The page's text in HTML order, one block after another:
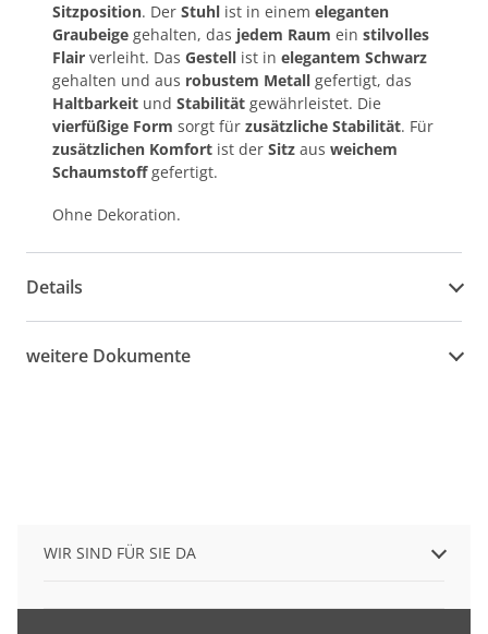
Sitzposition. Der Stuhl ist in einem eleganten
Graubeige gehalten, das jedem Raum ein stilvolles
Flair verleiht. Das Gestell ist in elegantem Schwarz
gehalten und aus robustem Metall gefertigt, das
Haltbarkeit und Stabilität gewährleistet. Die
vierfüßige Form sorgt für zusätzliche Stabilität. Für
zusätzlichen Komfort ist der Sitz aus weichem
Schaumstoffgefertigt.
Ohne Dekoration.
Details
weitere Dokumente
WIR SIND FÜR SIE DA